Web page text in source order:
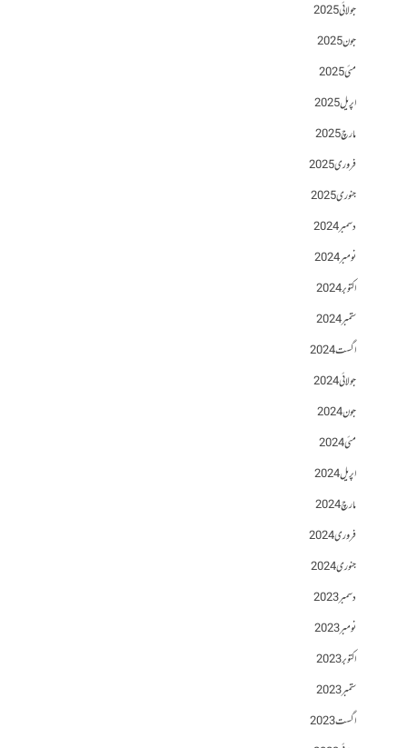
جولائی 2025
جون 2025
مئی 2025
اپریل 2025
مارچ 2025
فروری 2025
جنوری 2025
دسمبر 2024
نومبر 2024
اکتوبر 2024
ستمبر 2024
اگست 2024
جولائی 2024
جون 2024
مئی 2024
اپریل 2024
مارچ 2024
فروری 2024
جنوری 2024
دسمبر 2023
نومبر 2023
اکتوبر 2023
ستمبر 2023
اگست 2023